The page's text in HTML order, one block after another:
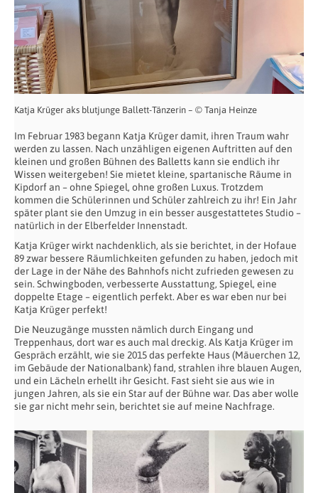
Katja Krüger aks blutjunge Ballett-Tänzerin – © Tanja Heinze
Im Februar 1983 begann Katja Krüger damit, ihren Traum wahr
werden zu lassen. Nach unzähligen eigenen Auftritten auf den
kleinen und großen Bühnen des Balletts kann sie endlich ihr
Wissen weitergeben! Sie mietet kleine, spartanische Räume in
Kipdorf an – ohne Spiegel, ohne großen Luxus. Trotzdem
kommen die Schülerinnen und Schüler zahlreich zu ihr! Ein Jahr
später plant sie den Umzug in ein besser ausgestattetes Studio –
natürlich in der Elberfelder Innenstadt.
Katja Krüger wirkt nachdenklich, als sie berichtet, in der Hofaue
89 zwar bessere Räumlichkeiten gefunden zu haben, jedoch mit
der Lage in der Nähe des Bahnhofs nicht zufrieden gewesen zu
sein. Schwingboden, verbesserte Ausstattung, Spiegel, eine
doppelte Etage – eigentlich perfekt. Aber es war eben nur bei
Katja Krüger perfekt!
Die Neuzugänge mussten nämlich durch Eingang und
Treppenhaus, dort war es auch mal dreckig. Als Katja Krüger im
Gespräch erzählt, wie sie 2015 das perfekte Haus (Mäuerchen 12,
im Gebäude der Nationalbank) fand, strahlen ihre blauen Augen,
und ein Lächeln erhellt ihr Gesicht. Fast sieht sie aus wie in
jungen Jahren, als sie ein Star auf der Bühne war. Das aber wolle
sie gar nicht mehr sein, berichtet sie auf meine Nachfrage.